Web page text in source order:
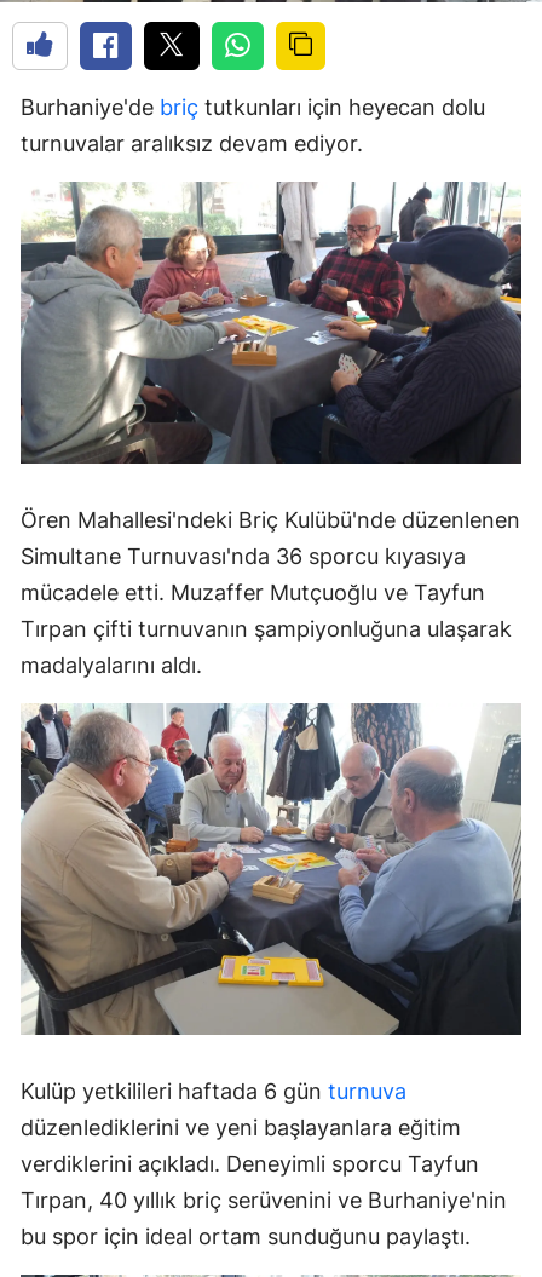
Burhaniye'de briç tutkunları için heyecan dolu
turnuvalar aralıksız devam ediyor.
Ören Mahallesi'ndeki Briç Kulübü'nde düzenlenen
Simultane Turnuvası'nda 36 sporcu kıyasıya
mücadele etti. Muzaffer Mutçuoğlu ve Tayfun
Tırpan çifti turnuvanın şampiyonluğuna ulaşarak
madalyalarını aldı.
Kulüp yetkilileri haftada 6 gün turnuva
düzenlediklerini ve yeni başlayanlara eğitim
verdiklerini açıkladı. Deneyimli sporcu Tayfun
Tırpan, 40 yıllık briç serüvenini ve Burhaniye'nin
bu spor için ideal ortam sunduğunu paylaştı.